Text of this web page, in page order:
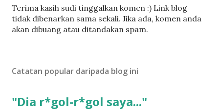
C
a
t
l
Terima kasih sudi tinggalkan komen :) Link blog
tidak dibenarkan sama sekali. Jika ada, komen anda
akan dibuang atau ditandakan spam.
Catatan popular daripada blog ini
"Dia r*gol-r*gol saya..."